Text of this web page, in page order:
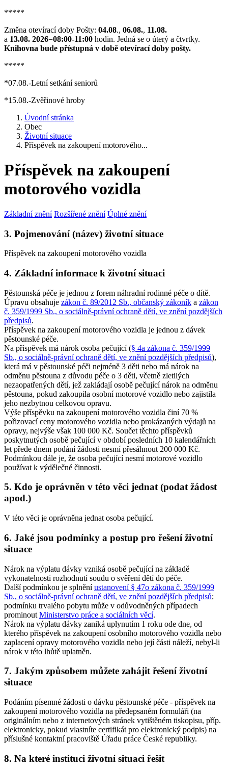
*****
Změna otevírací doby Pošty: 04.08., 06.08., 11.08.
a 13.08. 2026=08:00-11:00 hodin. Jedná se o úterý a čtvrtky.
Knihovna bude přístupná v době otevírací doby pošty.
*****
*07.08.-Letní setkání seniorů
*15.08.-Zvěřinové hroby
Úvodní stránka
Obec
Životní situace
Příspěvek na zakoupení motorového...
Příspěvek na zakoupení
motorového vozidla
Základní znění Rozšířené znění Úplné znění
3. Pojmenování (název) životní situace
Příspěvek na zakoupení motorového vozidla
4. Základní informace k životní situaci
Pěstounská péče je jednou z forem náhradní rodinné péče o dítě.
Úpravu obsahuje zákon č. 89/2012 Sb., občanský zákoník a zákon
č. 359/1999 Sb., o sociálně-právní ochraně dětí, ve znění pozdějších
předpisů.
Příspěvek na zakoupení motorového vozidla je jednou z dávek
pěstounské péče.
Na příspěvek má nárok osoba pečující (§ 4a zákona č. 359/1999
Sb., o sociálně-právní ochraně dětí, ve znění pozdějších předpisů),
která má v pěstounské péči nejméně 3 děti nebo má nárok na
odměnu pěstouna z důvodu péče o 3 děti, včetně zletilých
nezaopatřených dětí, jež zakládají osobě pečující nárok na odměnu
pěstouna, pokud zakoupila osobní motorové vozidlo nebo zajistila
jeho nezbytnou celkovou opravu.
Výše příspěvku na zakoupení motorového vozidla činí 70 %
pořizovací ceny motorového vozidla nebo prokázaných výdajů na
opravy, nejvýše však 100 000 Kč. Součet těchto příspěvků
poskytnutých osobě pečující v období posledních 10 kalendářních
let přede dnem podání žádosti nesmí přesáhnout 200 000 Kč.
Podmínkou dále je, že osoba pečující nesmí motorové vozidlo
používat k výdělečné činnosti.
5. Kdo je oprávněn v této věci jednat (podat žádost
apod.)
V této věci je oprávněna jednat osoba pečující.
6. Jaké jsou podmínky a postup pro řešení životní
situace
Nárok na výplatu dávky vzniká osobě pečující na základě
vykonatelnosti rozhodnutí soudu o svěření dětí do péče.
Další podmínkou je splněníustanovení § 47o zákona č. 359/1999
Sb., o sociálně-právní ochraně dětí, ve znění pozdějších předpisů;
podmínku trvalého pobytu může v odůvodněných případech
prominout Ministerstvo práce a sociálních věcí.
Nárok na výplatu dávky zaniká uplynutím 1 roku ode dne, od
kterého příspěvek na zakoupení osobního motorového vozidla nebo
zaplacení opravy motorového vozidla nebo její části náleží, nebyl-li
nárok v této lhůtě uplatněn.
7. Jakým způsobem můžete zahájit řešení životní
situace
Podáním písemné žádosti o dávku pěstounské péče - příspěvek na
zakoupení motorového vozidla na předepsaném formuláři (na
originálním nebo z internetových stránek vytištěném tiskopisu, příp.
elektronicky, pokud vlastníte certifikát pro elektronický podpis) na
příslušné kontaktní pracoviště Úřadu práce České republiky.
8. Na které instituci životní situaci řešit